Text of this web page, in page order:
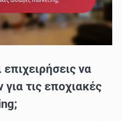
να
τις εποχιακές